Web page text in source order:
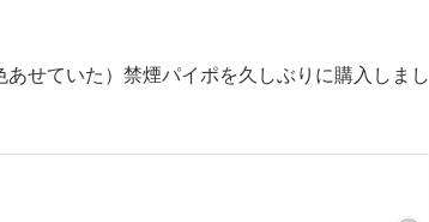
せていた）禁煙パイポを久しぶりに購入しまし